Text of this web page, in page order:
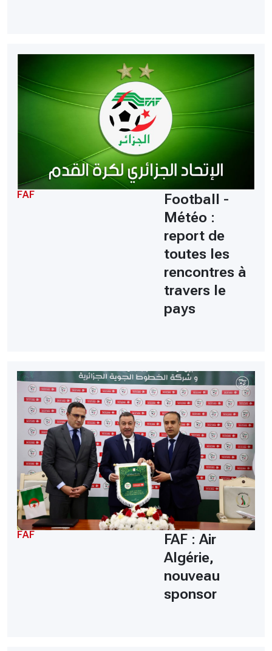
FAF
Football -
Météo :
report de
toutes les
rencontres à
travers le
pays
FAF
FAF : Air
Algérie,
nouveau
sponsor